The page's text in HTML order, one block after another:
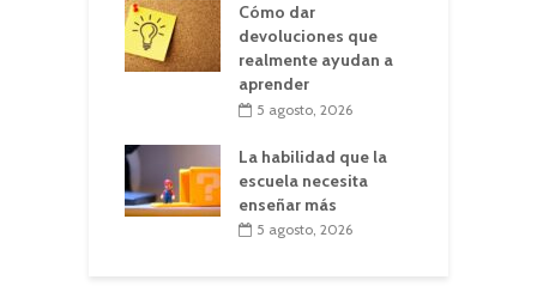
Cómo dar
devoluciones que
realmente ayudan a
aprender
5 agosto, 2026
La habilidad que la
escuela necesita
enseñar más
5 agosto, 2026